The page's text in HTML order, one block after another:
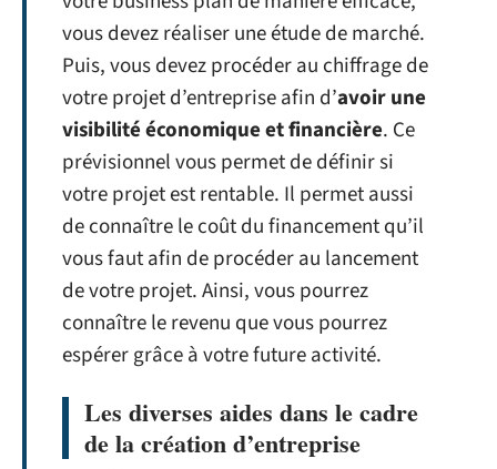
vous devez réaliser une étude de marché.
Puis, vous devez procéder au chiffrage de
votre projet d’entreprise afin d’avoir une
visibilité économique et financière. Ce
prévisionnel vous permet de définir si
votre projet est rentable. Il permet aussi
de connaître le coût du financement qu’il
vous faut afin de procéder au lancement
de votre projet. Ainsi, vous pourrez
connaître le revenu que vous pourrez
espérer grâce à votre future activité.
Les diverses aides dans le cadre
de la création d’entreprise